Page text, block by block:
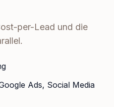
per-Lead und die
Ads, Social Media